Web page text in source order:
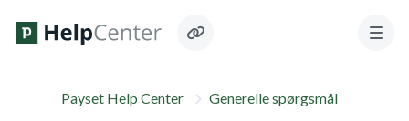
Payset Help Center Generelle spørgsmål